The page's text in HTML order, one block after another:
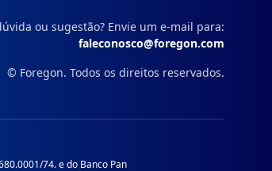
ou sugestão? Envie um e-mail para:
faleconosco@foregon.com
© Foregon. Todos os direitos reservados.
74. e do Banco Pan